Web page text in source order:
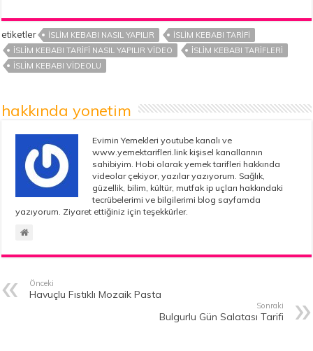
etiketler İSLIM KEBABI NASIL YAPILIR
İSLIM KEBABI TARIFI
İSLIM KEBABI TARIFI NASIL YAPILIR VIDEO
İSLIM KEBABI TARIFLERI
İSLIM KEBABI VIDEOLU
hakkında yonetim
Evimin Yemekleri youtube kanalı ve
www.yemektarifleri.link kişisel kanallarının
sahibiyim. Hobi olarak yemek tarifleri hakkında
videolar çekiyor, yazılar yazıyorum. Sağlık,
güzellik, bilim, kültür, mutfak ip uçları hakkındaki
tecrübelerimi ve bilgilerimi blog sayfamda
yazıyorum. Ziyaret ettiğiniz için teşekkürler.
Önceki
Havuçlu Fıstıklı Mozaik Pasta
Sonraki
Bulgurlu Gün Salatası Tarifi